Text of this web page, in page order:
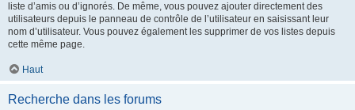
liste d’amis ou d’ignorés. De même, vous pouvez ajouter directement des
utilisateurs depuis le panneau de contrôle de l’utilisateur en saisissant leur
nom d’utilisateur. Vous pouvez également les supprimer de vos listes depuis
cette même page.
Haut
Recherche dans les forums